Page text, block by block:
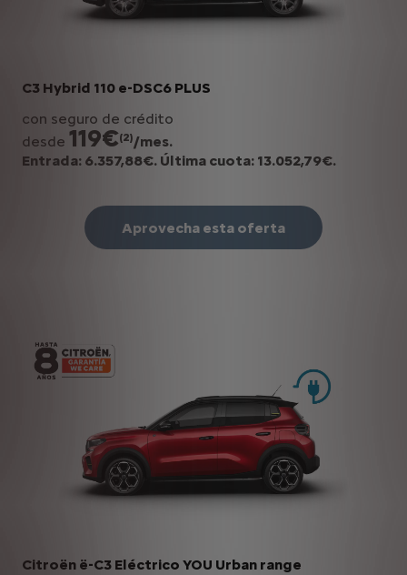
C3 Hybrid 110 e-DSC6 PLUS
con seguro de crédito
desde 119€(2)/mes.
Entrada: 6.357,88€. Última cuota: 13.052,79€.
Aprovecha esta oferta
Citroën ë-C3 Eléctrico YOU Urban range